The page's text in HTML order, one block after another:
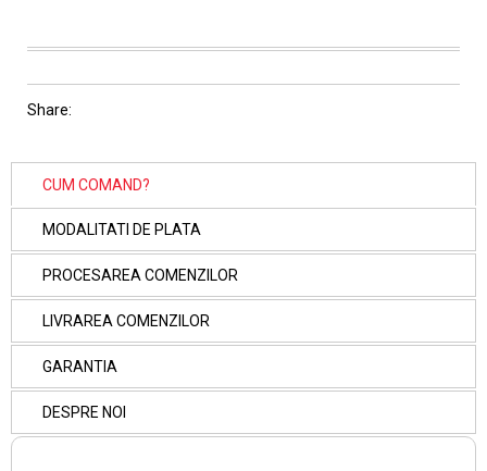
Share:
CUM COMAND?
MODALITATI DE PLATA
PROCESAREA COMENZILOR
LIVRAREA COMENZILOR
GARANTIA
DESPRE NOI